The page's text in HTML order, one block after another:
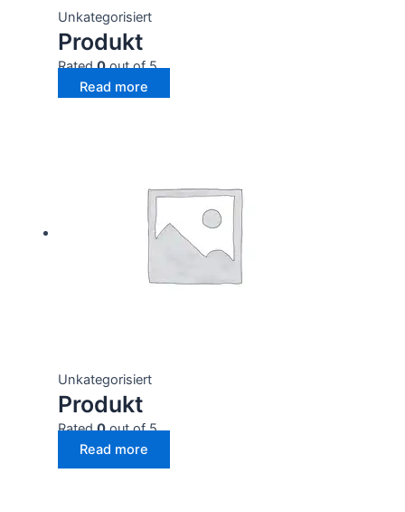
Unkategorisiert
Produkt
Rated0out of 5
Read more
Unkategorisiert
Produkt
Rated0out of 5
Read more